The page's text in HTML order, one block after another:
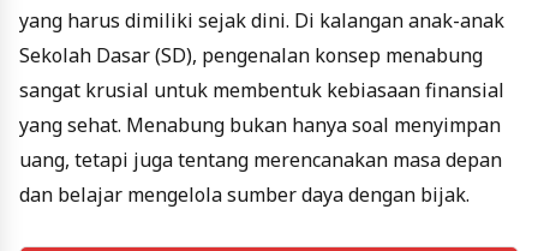
yang harus dimiliki sejak dini. Di kalangan anak-anak
Sekolah Dasar (SD), pengenalan konsep menabung
sangat krusial untuk membentuk kebiasaan finansial
yang sehat. Menabung bukan hanya soal menyimpan
uang, tetapi juga tentang merencanakan masa depan
dan belajar mengelola sumber daya dengan bijak.